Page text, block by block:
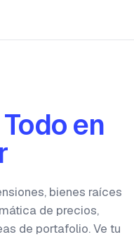
Todo en
bienes raíces
de precios,
de portafolio. Ve tu